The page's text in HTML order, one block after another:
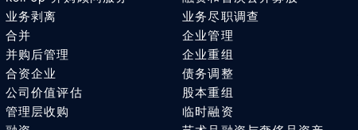
业务剥离
合并
并购后管理
合资企业
公司价值评估
管理层收购
业务尽职调查
企业管理
企业重组
债务调整
股本重组
临时融资